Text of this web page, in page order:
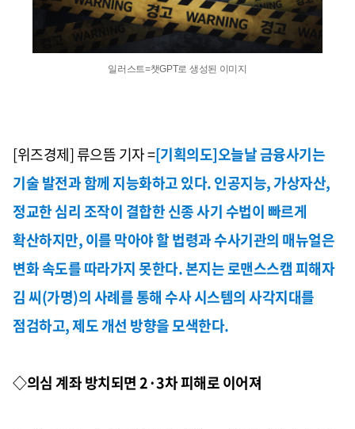
일러스트=챗GPT로 생성된 이미지
[위즈경제] 류으뜸 기자 =[기획의도]오늘날 금융사기는
기술 발전과 함께 지능화하고 있다. 인공지능, 가상자산,
정교한 심리 조작이 결합한 신종 사기 수법이 빠르게
확산하지만, 이를 막아야 할 법령과 수사기관의 매뉴얼은
변화 속도를 따라가지 못한다. 본지는 로맨스스캠 피해자
김 씨(가명)의 사례를 통해 수사 시스템의 사각지대를
점검하고, 제도 개선 방향을 모색한다.
◇의심 계좌 방치되면 2·3차 피해로 이어져